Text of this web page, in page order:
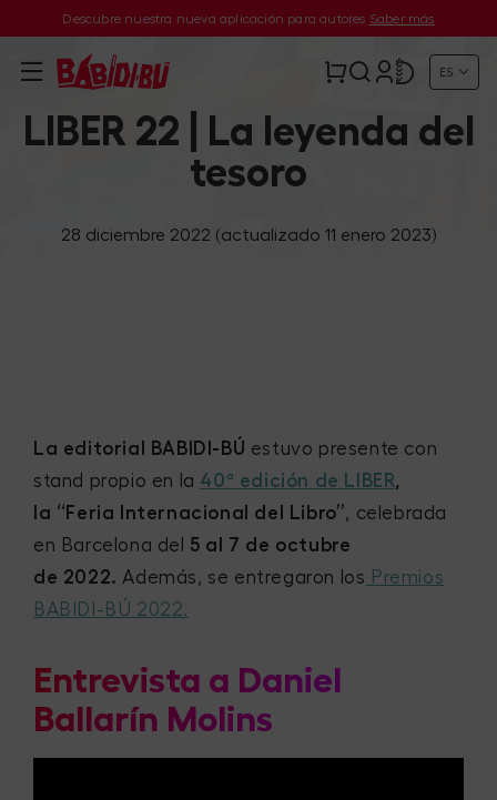
Descubre nuestra nueva aplicación para autores Saber más
ES
LIBER 22 | La leyenda del
tesoro
28 diciembre 2022 (actualizado 11 enero 2023)
La editorial BABIDI-BÚ estuvo presente con
stand propio en la 40ª edición de LIBER,
la “Feria Internacional del Libro”, celebrada
en Barcelona del 5 al 7 de octubre
de 2022. Además, se entregaron los Premios
BABIDI-BÚ 2022.
Entrevista a Daniel
Ballarín Molins